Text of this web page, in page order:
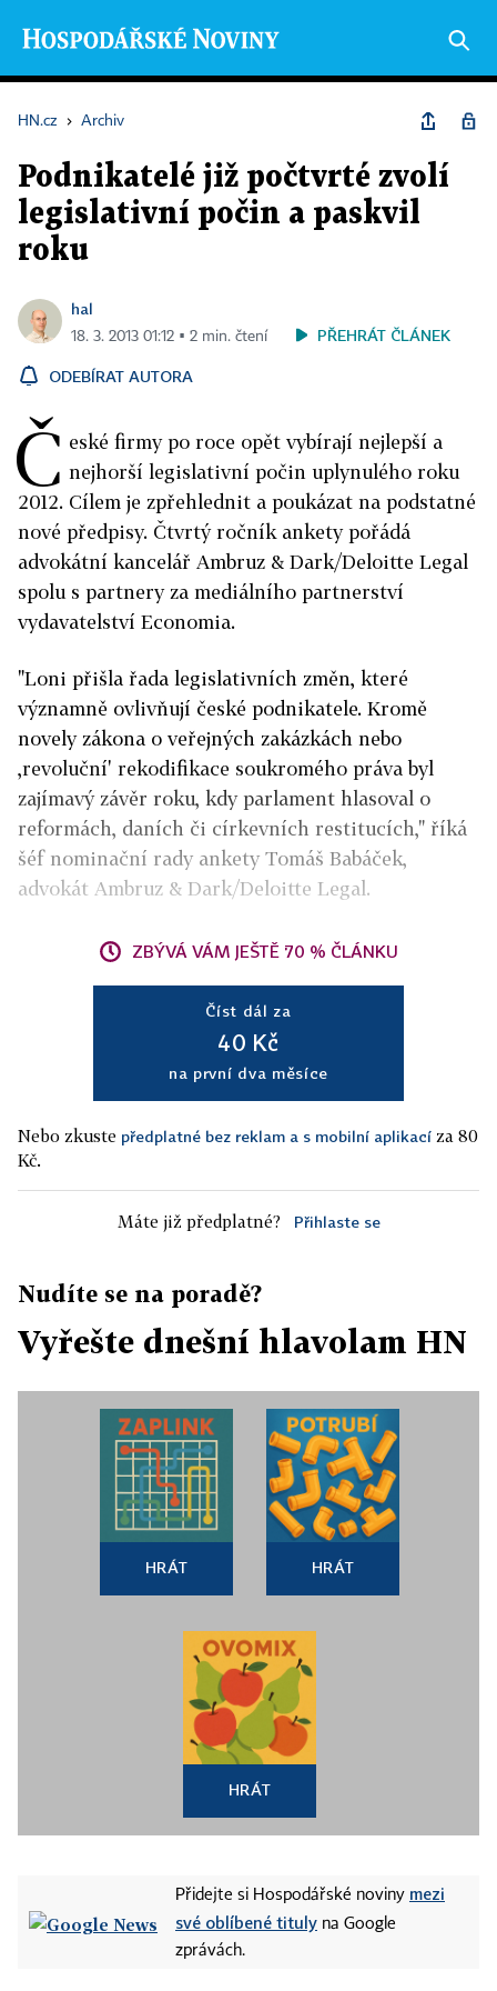
HN.cz › Archiv
Podnikatelé již počtvrté zvolí
legislativní počin a paskvil
roku
hal
18. 3. 2013 01:12 ▪ 2 min. čtení PŘEHRÁT ČLÁNEK
ODEBÍRAT AUTORA
Č eské firmy po roce opět vybírají nejlepší a
nejhorší legislativní počin uplynulého roku
2012. Cílem je zpřehlednit a poukázat na podstatné
nové předpisy. Čtvrtý ročník ankety pořádá
advokátní kancelář Ambruz & Dark/Deloitte Legal
spolu s partnery za mediálního partnerství
vydavatelství Economia.
"Loni přišla řada legislativních změn, které
významně ovlivňují české podnikatele. Kromě
novely zákona o veřejných zakázkách nebo
,revoluční' rekodifikace soukromého práva byl
zajímavý závěr roku, kdy parlament hlasoval o
reformách, daních či církevních restitucích," říká
šéf nominační rady ankety Tomáš Babáček,
advokát Ambruz & Dark/Deloitte Legal.
ZBÝVÁ VÁM JEŠTĚ 70 % ČLÁNKU
Číst dál za
40 Kč
na první dva měsíce
Nebo zkuste předplatné bez reklam a s mobilní aplikací za 80
Kč.
Máte již předplatné? Přihlaste se
Nudíte se na poradě?
Vyřešte dnešní hlavolam HN
HRÁT HRÁT
HRÁT
Přidejte si Hospodářské noviny mezi
své oblíbené tituly na Google
zprávách.